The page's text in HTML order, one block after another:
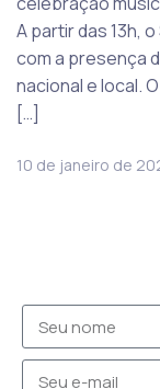
A partir das 13h,
com a presença
nacional e local.
[…]
10 de janeiro de